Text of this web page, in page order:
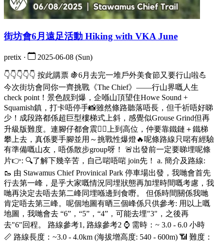
街坊會6月遠足活動 Hiking with VKA June
pretix · 2025-06-08 (Sun)
👇👇👇👇👇 按此購票 🍇6月去完一堆戶外美食節又要行山啦💪
今次街坊會同你一齊挑戰《The Chief》——行山界嘅人生
check point！景色靚到爆，企喺山頂望住Howe Sound +
Squamish鎮，打卡唔停手📸雖然條路聽落唔長，但千祈唔好睇
少！成段路都係超巨型樓梯式上斜，感覺似Grouse Grind但再
升級版難度。連腳仔都會震😵‍💫上到高位，仲要靠鐵鏈＋鐵梯
攀上去，真係要手腳並用～挑戰性爆燈🔥呢條路線只啱有經驗
有準備嘅山友，唔係散步group呀！ 🚨出發前一定要睇埋呢條
片👉: 🔍了解下幾辛苦，自己啱唔啱 join先！ a. 簡介及路線:
🥾 由 Stawamus Chief Provinical Park 停車場出發，我哋會首先
行去第一峰，是乎大家嘅情況同埋狀態再加埋時間嘅考慮，我
哋再決定去唔去第二峰同埋喺邊到食嘢。 但係時間關係我哋
肯定唔去第三峰。呢個地圖有晒三個峰係只供參考: 用以上嘅
地圖，我哋會去 “6”，“5”，“4”，可能去埋"3"，之後再
去"6"回程。 路線參考1, 路線參考2 ⌚ 需時：~ 3.0 - 6.0 小時
📏 路線長度：~3.0 - 4.0km (海拔增高度: 540 - 600m) 📶 難度：